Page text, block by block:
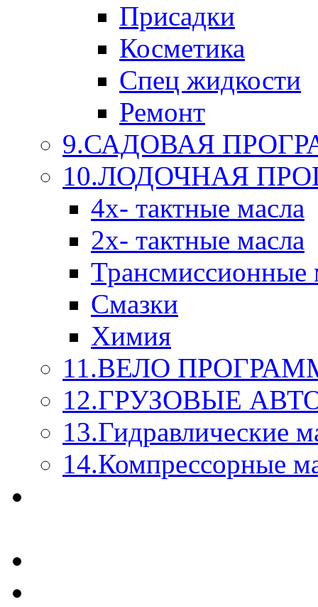
Присадки
Косметика
Спец жидкости
Ремонт
9.САДОВАЯ
10.ЛОДОЧНАЯ
4х- тактные масла
2х- тактные масла
Трансмиссионные
Смазки
Химия
11.ВЕЛО
12.ГРУЗОВЫЕ
13.Гидравлические
14.Компрессорные